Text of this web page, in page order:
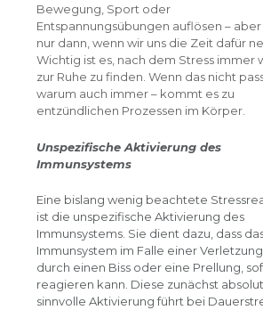
Bewegung, Sport oder
Entspannungsübungen auflösen – aber
nur dann, wenn wir uns die Zeit dafür
Wichtig ist es, nach dem Stress immer
zur Ruhe zu finden. Wenn das nicht
warum auch immer – kommt es zu
entzündlichen Prozessen im Körper.
Unspezifische Aktivierung des
Immunsystems
Eine bislang wenig beachtete
ist die unspezifische Aktivierung des
Immunsystems. Sie dient dazu, dass
Immunsystem im Falle einer
durch einen Biss oder eine Prellung,
reagieren kann. Diese zunächst absolut
sinnvolle Aktivierung führt bei